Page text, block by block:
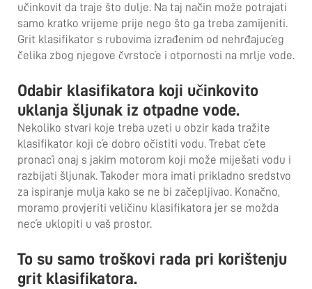
učinkovit da traje što dulje. Na taj način može potrajati
samo kratko vrijeme prije nego što ga treba zamijeniti.
Grit klasifikator s rubovima izrađenim od nehrđajućeg
čelika zbog njegove čvrstoće i otpornosti na mrlje vode.
Odabir klasifikatora koji učinkovito
uklanja šljunak iz otpadne vode.
Nekoliko stvari koje treba uzeti u obzir kada tražite
klasifikator koji će dobro očistiti vodu. Trebat ćete
pronaći onaj s jakim motorom koji može miješati vodu i
razbijati šljunak. Također mora imati prikladno sredstvo
za ispiranje mulja kako se ne bi začepljivao. Konačno,
moramo provjeriti veličinu klasifikatora jer se možda
neće uklopiti u vaš prostor.
To su samo troškovi rada pri korištenju
grit klasifikatora.